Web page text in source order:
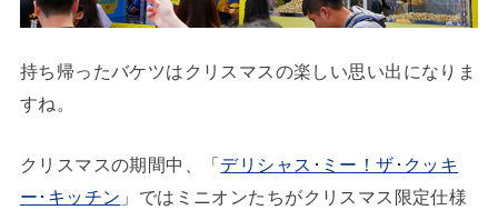
持ち帰ったバケツはクリスマスの楽しい思い出になりま
すね。
クリスマスの期間中、「 デリシャス･ミー！ザ･クッキ
ー･キッチン 」ではミニオンたちがクリスマス限定仕様